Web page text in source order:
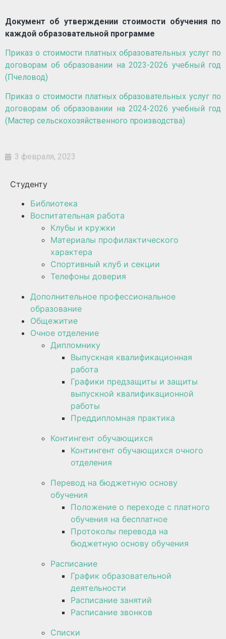
Документ об утверждении стоимости обучения по
каждой образовательной программе
Приказ о стоимости платных образовательных услуг по
договорам об образовании на 2023-2026 учебный год
(Пчеловод)
Приказ о стоимости платных образовательных услуг по
договорам об образовании на 2024-2026 учебный год
(Мастер сельскохозяйственного производства)
3 февраля, 2023
Студенту
Библиотека
Воспитательная работа
Клубы и кружки
Материалы профилактического
характера
Спортивный клуб и секции
Телефоны доверия
Дополнительное профессиональное
образование
Общежитие
Очное отделение
Дипломнику
Выпускная квалификационная
работа
Графики предзащиты и защиты
выпускной квалификационной
работы
Преддипломная практика
Контингент обучающихся
Контингент обучающихся очного
отделения
Перевод на бюджетную основу
обучения
Положение о переходе с платного
обучения на бесплатное
Протоколы перевода на
бюджетную основу обучения
Расписание
График образовательной
деятельности
Расписание занятий
Расписание звонков
Списки